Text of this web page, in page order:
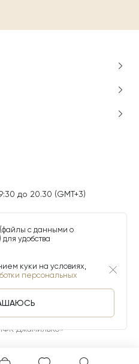
до 20.30 (GMT+3)
ДжамильКо»
с данными о
удобства
куки на условиях,
персональных